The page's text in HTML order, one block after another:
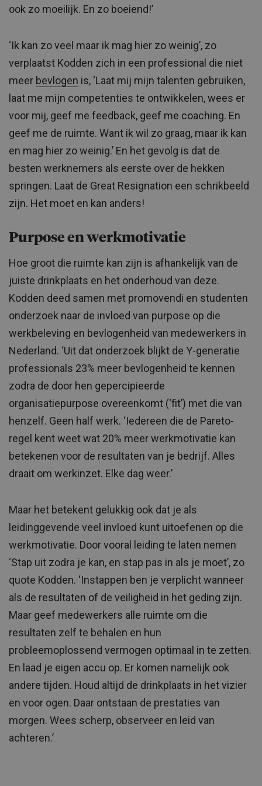
ook zo moeilijk. En zo boeiend!’
‘Ik kan zo veel maar ik mag hier zo weinig’, zo
verplaatst Kodden zich in een professional die niet
meer bevlogen is, ‘Laat mij mijn talenten gebruiken,
laat me mijn competenties te ontwikkelen, wees er
voor mij, geef me feedback, geef me coaching. En
geef me de ruimte. Want ik wil zo graag, maar ik kan
en mag hier zo weinig.’ En het gevolg is dat de
besten werknemers als eerste over de hekken
springen. Laat de Great Resignation een schrikbeeld
zijn. Het moet en kan anders!
Purpose en werkmotivatie
Hoe groot die ruimte kan zijn is afhankelijk van de
juiste drinkplaats en het onderhoud van deze.
Kodden deed samen met promovendi en studenten
onderzoek naar de invloed van purpose op die
werkbeleving en bevlogenheid van medewerkers in
Nederland. ‘Uit dat onderzoek blijkt de Y-generatie
professionals 23% meer bevlogenheid te kennen
zodra de door hen gepercipieerde
organisatiepurpose overeenkomt (‘fit’) met die van
henzelf. Geen half werk. ‘Iedereen die de Pareto-
regel kent weet wat 20% meer werkmotivatie kan
betekenen voor de resultaten van je bedrijf. Alles
draait om werkinzet. Elke dag weer.’
Maar het betekent gelukkig ook dat je als
leidinggevende veel invloed kunt uitoefenen op die
werkmotivatie. Door vooral leiding te laten nemen
‘Stap uit zodra je kan, en stap pas in als je moet’, zo
quote Kodden. ‘Instappen ben je verplicht wanneer
als de resultaten of de veiligheid in het geding zijn.
Maar geef medewerkers alle ruimte om die
resultaten zelf te behalen en hun
probleemoplossend vermogen optimaal in te zetten.
En laad je eigen accu op. Er komen namelijk ook
andere tijden. Houd altijd de drinkplaats in het vizier
en voor ogen. Daar ontstaan de prestaties van
morgen. Wees scherp, observeer en leid van
achteren.’